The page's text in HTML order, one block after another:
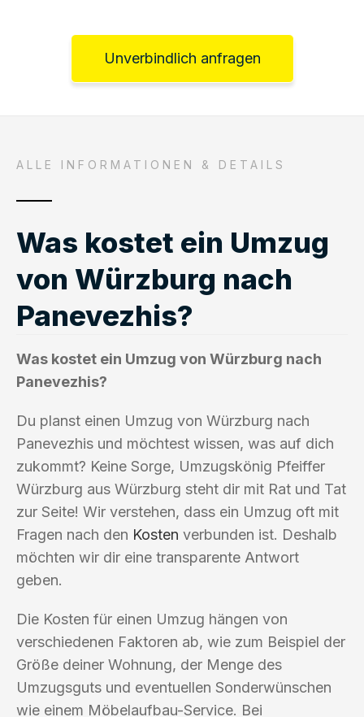
Unverbindlich anfragen
ALLE INFORMATIONEN & DETAILS
Was kostet ein Umzug
von Würzburg nach
Panevezhis?
Was kostet ein Umzug von Würzburg nach
Panevezhis?
Du planst einen Umzug von Würzburg nach
Panevezhis und möchtest wissen, was auf dich
zukommt? Keine Sorge, Umzugskönig Pfeiffer
Würzburg aus Würzburg steht dir mit Rat und Tat
zur Seite! Wir verstehen, dass ein Umzug oft mit
Fragen nach den Kosten verbunden ist. Deshalb
möchten wir dir eine transparente Antwort
geben.
Die Kosten für einen Umzug hängen von
verschiedenen Faktoren ab, wie zum Beispiel der
Größe deiner Wohnung, der Menge des
Umzugsguts und eventuellen Sonderwünschen
wie einem Möbelaufbau-Service. Bei